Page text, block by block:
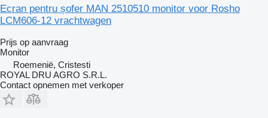
Ecran pentru șofer MAN 2510510 monitor voor Rosho
LCM606-12 vrachtwagen
Prijs op aanvraag
Monitor
Roemenië, Cristesti
ROYAL DRU AGRO S.R.L.
Contact opnemen met verkoper